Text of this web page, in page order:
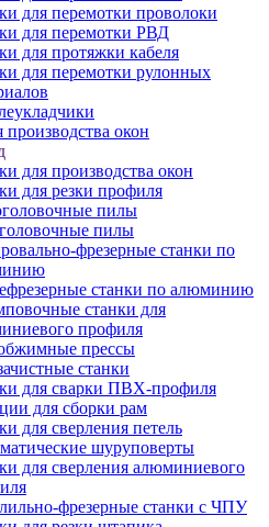
для перемотки проволоки
для перемотки РВД
для протяжки кабеля
для перемотки рулонных
окон
для производства окон
для резки профиля
пилы
пилы
фрезерные станки по
станки по алюминию
станки для
профиля
прессы
станки
для сварки ПВХ-профиля
для сборки рам
для сверления петель
шуруповерты
для сверления алюминиевого
фрезерные станки с ЧПУ